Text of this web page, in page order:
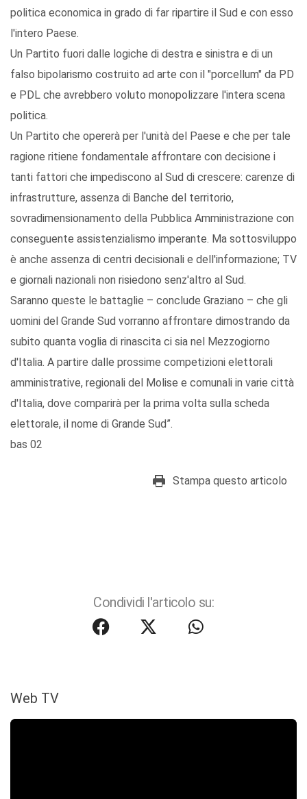
politica economica in grado di far ripartire il Sud e con esso
l'intero Paese.
Un Partito fuori dalle logiche di destra e sinistra e di un
falso bipolarismo costruito ad arte con il "porcellum" da PD
e PDL che avrebbero voluto monopolizzare l'intera scena
politica.
Un Partito che opererà per l'unità del Paese e che per tale
ragione ritiene fondamentale affrontare con decisione i
tanti fattori che impediscono al Sud di crescere: carenze di
infrastrutture, assenza di Banche del territorio,
sovradimensionamento della Pubblica Amministrazione con
conseguente assistenzialismo imperante. Ma sottosviluppo
è anche assenza di centri decisionali e dell'informazione; TV
e giornali nazionali non risiedono senz'altro al Sud.
Saranno queste le battaglie – conclude Graziano – che gli
uomini del Grande Sud vorranno affrontare dimostrando da
subito quanta voglia di rinascita ci sia nel Mezzogiorno
d'Italia. A partire dalle prossime competizioni elettorali
amministrative, regionali del Molise e comunali in varie città
d'Italia, dove comparirà per la prima volta sulla scheda
elettorale, il nome di Grande Sud”.
bas 02
Stampa questo articolo
Condividi l'articolo su:
Web TV